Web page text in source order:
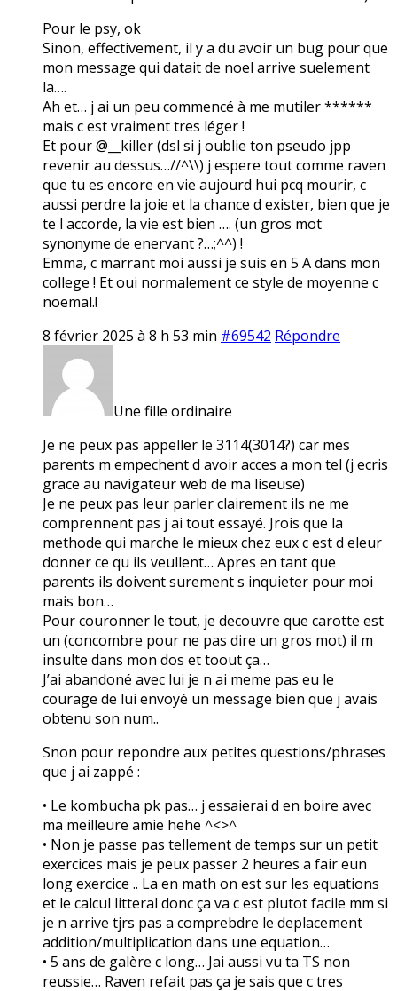
Pour le psy, ok
Sinon, effectivement, il y a du avoir un bug pour que
mon message qui datait de noel arrive suelement
la….
Ah et… j ai un peu commencé à me mutiler ******
mais c est vraiment tres léger !
Et pour @__killer (dsl si j oublie ton pseudo jpp
revenir au dessus…//^\\) j espere tout comme raven
que tu es encore en vie aujourd hui pcq mourir, c
aussi perdre la joie et la chance d exister, bien que je
te l accorde, la vie est bien …. (un gros mot
synonyme de enervant ?…;^^) !
Emma, c marrant moi aussi je suis en 5 A dans mon
college ! Et oui normalement ce style de moyenne c
noemal.!
8 février 2025 à 8 h 53 min #69542 Répondre
Une fille ordinaire
Je ne peux pas appeller le 3114(3014?) car mes
parents m empechent d avoir acces a mon tel (j ecris
grace au navigateur web de ma liseuse)
Je ne peux pas leur parler clairement ils ne me
comprennent pas j ai tout essayé. Jrois que la
methode qui marche le mieux chez eux c est d eleur
donner ce qu ils veullent… Apres en tant que
parents ils doivent surement s inquieter pour moi
mais bon…
Pour couronner le tout, je decouvre que carotte est
un (concombre pour ne pas dire un gros mot) il m
insulte dans mon dos et toout ça…
J’ai abandoné avec lui je n ai meme pas eu le
courage de lui envoyé un message bien que j avais
obtenu son num..
Snon pour repondre aux petites questions/phrases
que j ai zappé :
• Le kombucha pk pas… j essaierai d en boire avec
ma meilleure amie hehe ^<>^
• Non je passe pas tellement de temps sur un petit
exercices mais je peux passer 2 heures a fair eun
long exercice .. La en math on est sur les equations
et le calcul litteral donc ça va c est plutot facile mm si
je n arrive tjrs pas a comprebdre le deplacement
addition/multiplication dans une equation…
• 5 ans de galère c long… Jai aussi vu ta TS non
reussie… Raven refait pas ça je sais que c tres